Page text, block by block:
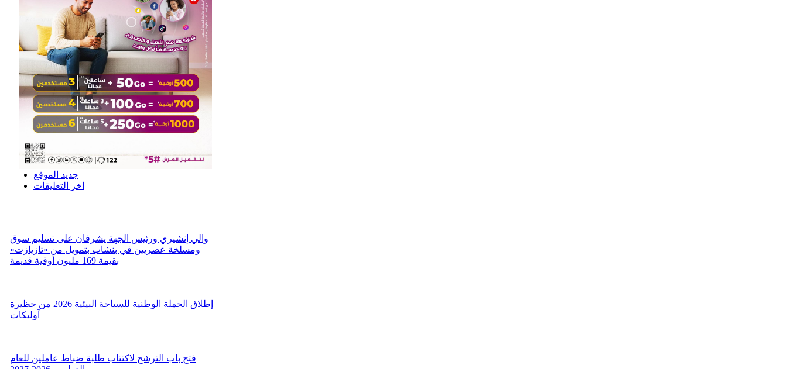
جديد الموقع
اخر التعليقات
والي إنشيري ورئيس الجهة يشرفان على تسليم سوق
ومسلخة عصريين في بنشاب بتمويل من «تازيازت»
بقيمة 169 مليون أوقية قديمة
إطلاق الحملة الوطنية للسياحة البيئية 2026 من حظيرة
آوليكات
فتح باب الترشح لاكتتاب طلبة ضباط عاملين للعام